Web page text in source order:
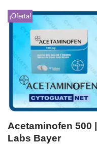
¡Oferta!
Acetaminofen 500 |
Labs Bayer